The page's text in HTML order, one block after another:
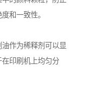
和一致性。
作为稀释剂可以显
印刷机上均匀分